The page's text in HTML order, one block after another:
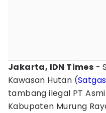
Jakarta, IDN Times -
Kawasan Hutan (
tambang ilegal PT
Kabupaten Murung